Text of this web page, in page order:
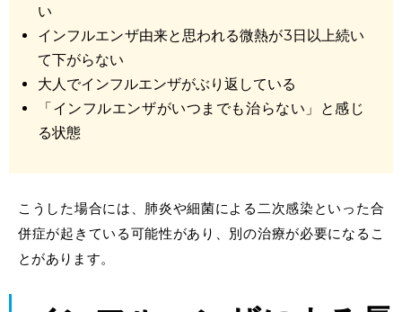
い
インフルエンザ由来と思われる微熱が3日以上続い
て下がらない
大人 でインフルエンザがぶり返している
「インフルエンザがいつまでも治らない 」と感じ
る状態
こうした場合には、肺炎や細菌による二次感染といった合
併症が起きている可能性があり、別の治療が必要になるこ
とがあります。